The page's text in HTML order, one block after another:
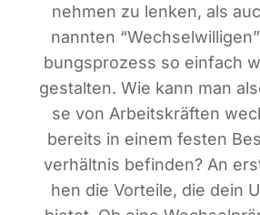
neh­men zu len­ken, als
nann­ten
bungs­pro­zess so ein­fach
gestal­ten. Wie kann man
se von Arbeits­kräf­ten
bereits in einem fes­ten
ver­hält­nis befin­den? An
hen die Vor­tei­le, die dein